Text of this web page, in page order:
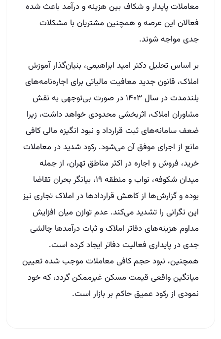
معاملات پایدار و شکاف بین هزینه و درآمد باعث شده
فعالان این عرصه و همچنین مشتریان با مشکلات
جدی مواجه شوند.
بر اساس تحلیل دکتر امید ابراهیمی، بنیان‌گذار آموزش
املاک، قانون جدید معافیت مالیاتی برای اجاره‌نامه‌های
بلندمدت در سال ۱۴۰۳ در صورت بی‌توجهی به نقش
مشاوران املاک، اثربخشی محدودی خواهد داشت، زیرا
ضعف سامانه‌های ثبت قرارداد و نبود انگیزه مالی کافی
مانع از اجرای موفق آن می‌شود. رکود شدید در معاملات
خرید، فروش و اجاره در اکثر مناطق تهران، از جمله
میدان شکوفه، نواب و منطقه ۱۹، بیانگر بحران تقاضا
بوده و گزارش‌ها از کاهش قراردادها در املاک تجاری نیز
این نگرانی را تشدید می‌کند. عدم توازن میان افزایش
مداوم هزینه‌های دفاتر املاک و ثبات درآمدها چالشی
جدی در پایداری فعالیت دفاتر ایجاد کرده است.
همچنین، نبود حجم کافی معاملات موجب شده تعیین
میانگین واقعی قیمت مسکن غیرممکن گردد، که خود
نمودی از رکود عمیق حاکم بر بازار است.